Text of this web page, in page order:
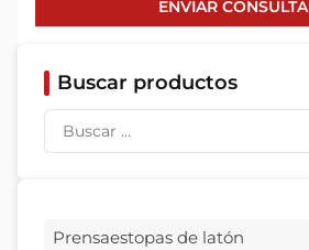
ENVIAR CONSULTA
Buscar productos
Prensaestopas de latón